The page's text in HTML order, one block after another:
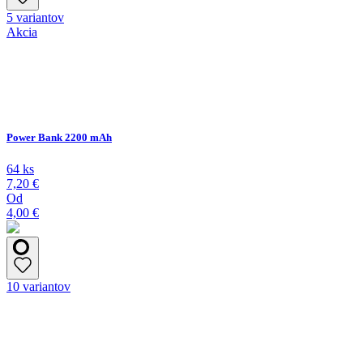
5 variantov
Akcia
Power Bank 2200 mAh
64 ks
7,20 €
Od
4,00 €
10 variantov